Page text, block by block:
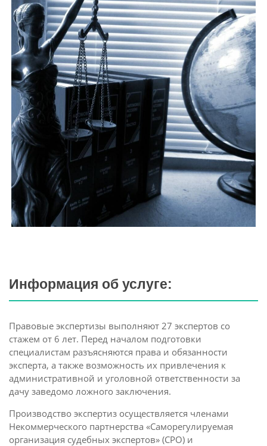
Информация об услуге:
Правовые экспертизы выполняют 27 экспертов со
стажем от 6 лет. Перед началом подготовки
специалистам разъясняются права и обязанности
эксперта, а также возможность их привлечения к
административной и уголовной ответственности за
дачу заведомо ложного заключения.
Производство экспертиз осуществляется членами
Некоммерческого партнерства «Саморегулируемая
организация судебных экспертов» (СРО) и